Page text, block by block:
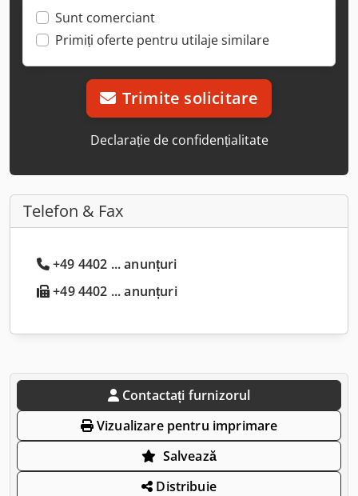
Sunt comerciant
Primiți oferte pentru utilaje similare
Trimite solicitare
Declarație de confidențialitate
Telefon & Fax
+49 4402 ... anunțuri
+49 4402 ... anunțuri
Contactați furnizorul
Vizualizare pentru imprimare
Salvează
Distribuie